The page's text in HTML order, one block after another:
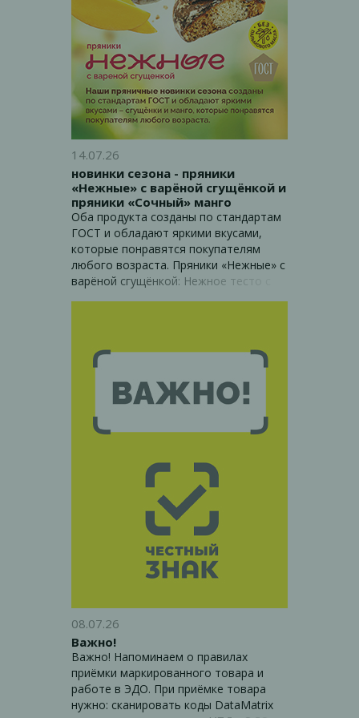
14.07.26
новинки сезона - пряники
«Нежные» с варёной сгущёнкой и
пряники «Сочный» манго
Оба продукта созданы по стандартам
ГОСТ и обладают яркими вкусами,
которые понравятся покупателям
любого возраста. Пряники «Нежные» с
варёной сгущёнкой: Нежное тесто с
вкусом манго. Прекрасно подойдут для
08.07.26
Важно!
Важно! Напоминаем о правилах
приёмки маркированного товара и
работе в ЭДО. При приёмке товара
нужно: сканировать коды DataMatrix